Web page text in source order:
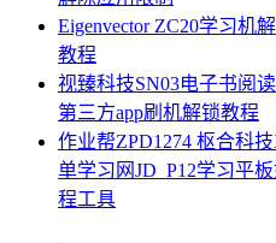
Eigenvector ZC20学习机
教程
视臻科技SN03电子书阅
第三方app刷机解锁教程
作业帮ZPD1274 枢合科
单学习网JD_P12学习平
程工具